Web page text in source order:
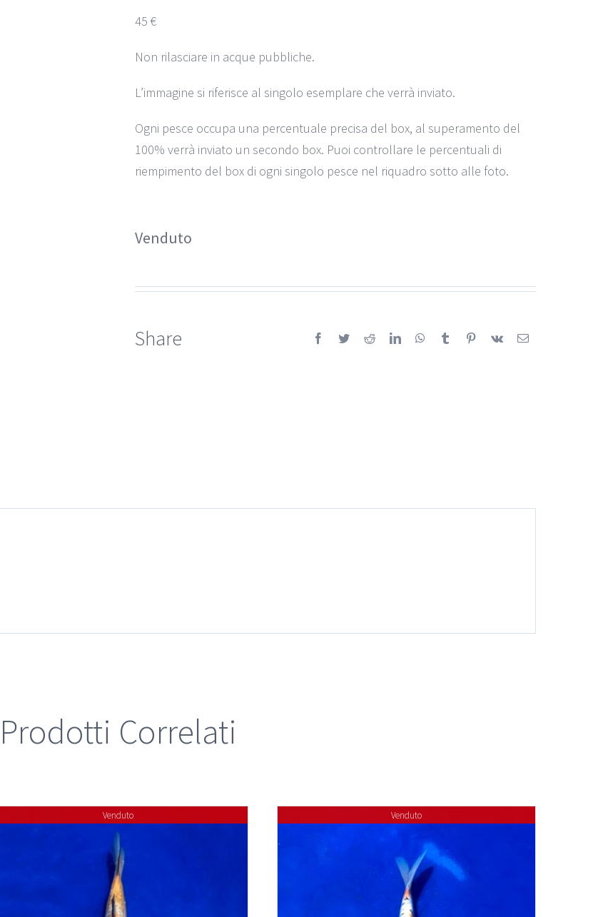
45 €
Non rilasciare in acque pubbliche.
L’immagine si riferisce al singolo esemplare che verrà inviato.
Ogni pesce occupa una percentuale precisa del box, al superamento del
100% verrà inviato un secondo box. Puoi controllare le percentuali di
riempimento del box di ogni singolo pesce nel riquadro sotto alle foto.
Venduto
Share
Prodotti Correlati
Venduto Venduto